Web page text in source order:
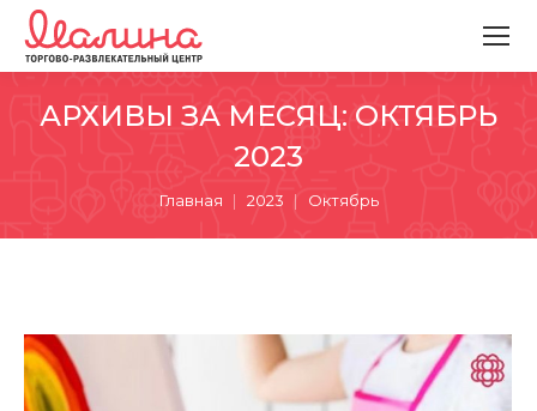
АРХИВЫ ЗА МЕСЯЦ: ОКТЯБРЬ
2023
Вы здесь:
Главная 2023 Октябрь